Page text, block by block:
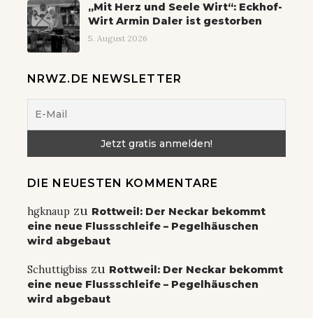
„Mit Herz und Seele Wirt“: Eckhof-
Wirt Armin Daler ist gestorben
5. August 2026
NRWZ.DE NEWSLETTER
DIE NEUESTEN KOMMENTARE
hgknaup zu Rottweil: Der Neckar bekommt
eine neue Flussschleife – Pegelhäuschen
wird abgebaut
Schuttigbiss zu Rottweil: Der Neckar bekommt
eine neue Flussschleife – Pegelhäuschen
wird abgebaut